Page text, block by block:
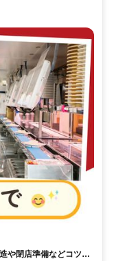
や閉店準備などコツコ